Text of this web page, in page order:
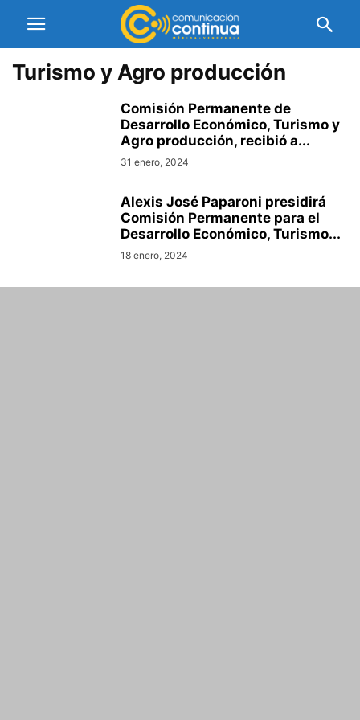
Turismo y Agro producción
Comisión Permanente de
Desarrollo Económico, Turismo y
Agro producción, recibió a...
31 enero, 2024
Alexis José Paparoni presidirá
Comisión Permanente para el
Desarrollo Económico, Turismo...
18 enero, 2024